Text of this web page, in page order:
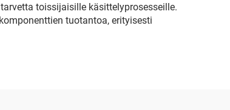
toissijaisille käsittelyprosesseille.
tuotantoa, erityisesti